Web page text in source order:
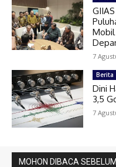
7
Berita
Dini
3,5
7
MOHON DIBACA